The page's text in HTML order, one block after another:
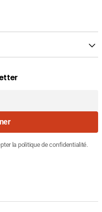
Lissant
de
DT
courant
la politique de confidentialité.